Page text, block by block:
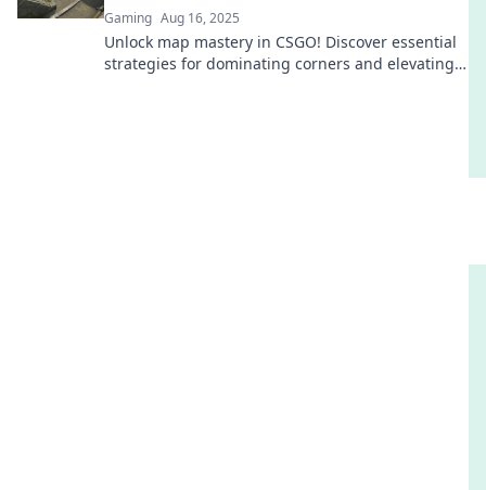
Gaming Aug 16, 2025
Unlock map mastery in CSGO! Discover essential
strategies for dominating corners and elevating